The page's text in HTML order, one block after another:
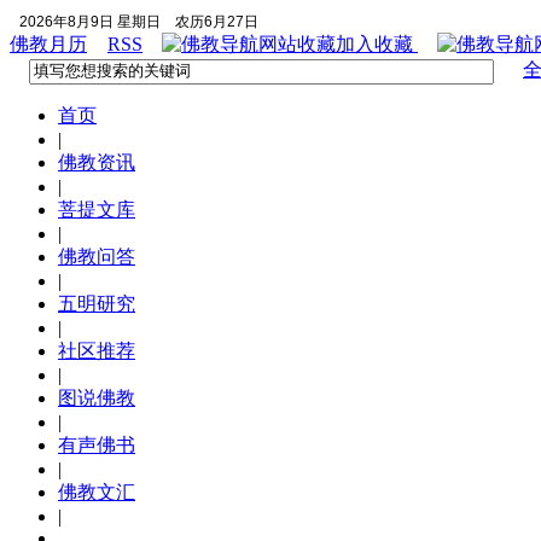
2026年8月9日 星期日 农历6月27日
佛教月历 RSS 加入收藏
首页
|
佛教资讯
|
菩提文库
|
佛教问答
|
五明研究
|
社区推荐
|
图说佛教
|
有声佛书
|
佛教文汇
|